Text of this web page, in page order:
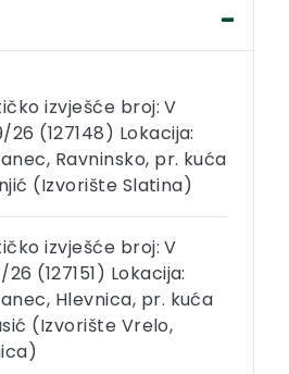
izvješće broj: V
26 (127148) Lokacija:
Ravninsko, pr. kuća
(Izvorište Slatina)
izvješće broj: V
26 (127151) Lokacija:
Hlevnica, pr. kuća
(Izvorište Vrelo,